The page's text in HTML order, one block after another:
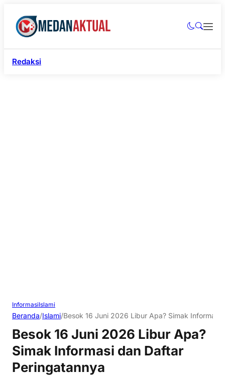
Redaksi
InformasiIslami
Beranda/Islami/Besok 16 Juni 2026 Libur Apa? Simak Informasi
Besok 16 Juni 2026 Libur Apa?
Simak Informasi dan Daftar
Peringatannya